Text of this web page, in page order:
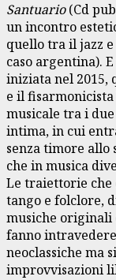
Santuario(Cd
un incontro
quello tra il jazz
caso argentina).
iniziata nel 2015,
e il
musicale tra i
intima, in cui
senza timore
che in musica
Le traiettorie che
tango e folclore,
musiche originali
fanno
neoclassiche ma
improvvisazioni